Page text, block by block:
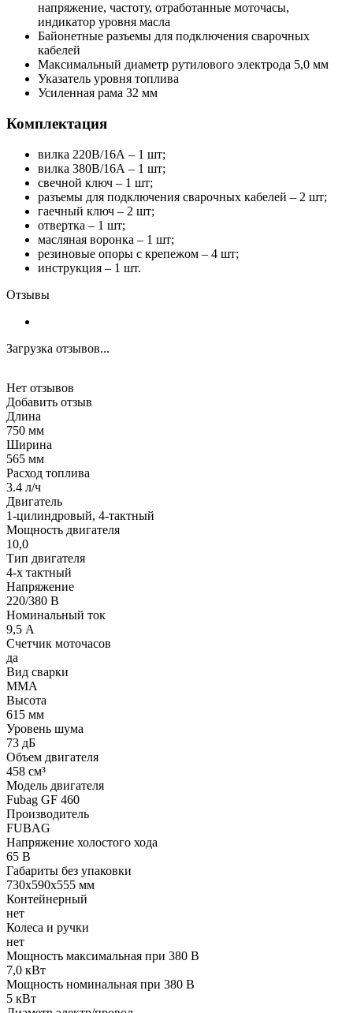
напряжение, частоту, отработанные моточасы,
индикатор уровня масла
Байонетные разъемы для подключения сварочных
кабелей
Максимальный диаметр рутилового электрода 5,0 мм
Указатель уровня топлива
Усиленная рама 32 мм
Комплектация
вилка 220В/16А – 1 шт;
вилка 380В/16А – 1 шт;
свечной ключ – 1 шт;
разъемы для подключения сварочных кабелей – 2 шт;
гаечный ключ – 2 шт;
отвертка – 1 шт;
масляная воронка – 1 шт;
резиновые опоры с крепежом – 4 шт;
инструкция – 1 шт.
Отзывы
Загрузка отзывов...
Нет отзывов
Добавить отзыв
Длина
750 мм
Ширина
565 мм
Расход топлива
3.4 л/ч
Двигатель
1-цилиндровый, 4-тактный
Мощность двигателя
10,0
Тип двигателя
4-х тактный
Напряжение
220/380 В
Номинальный ток
9,5 А
Счетчик моточасов
да
Вид сварки
MMA
Высота
615 мм
Уровень шума
73 дБ
Объем двигателя
458 см³
Модель двигателя
Fubag GF 460
Производитель
FUBAG
Напряжение холостого хода
65 В
Габариты без упаковки
730х590х555 мм
Контейнерный
нет
Колеса и ручки
нет
Мощность максимальная при 380 В
7,0 кВт
Мощность номинальная при 380 В
5 кВт